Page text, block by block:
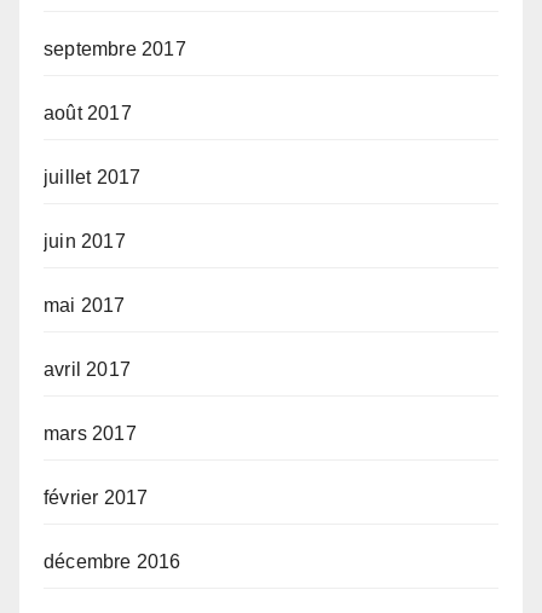
septembre 2017
août 2017
juillet 2017
juin 2017
mai 2017
avril 2017
mars 2017
février 2017
décembre 2016